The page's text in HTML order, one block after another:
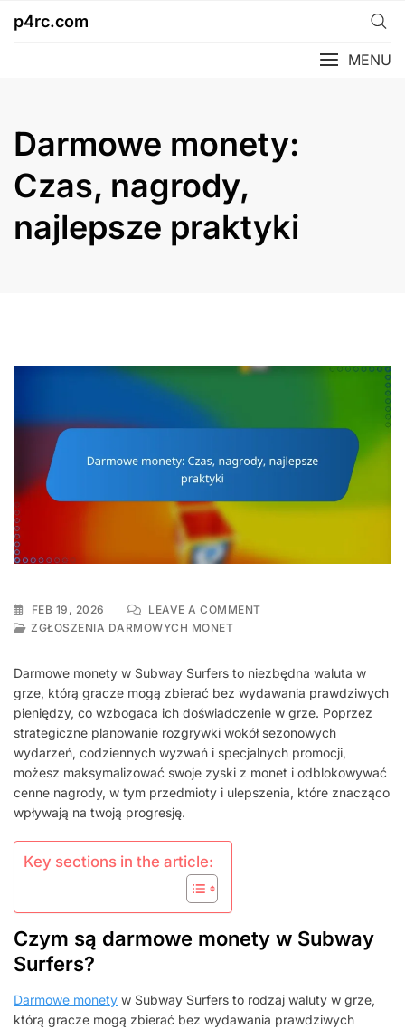
p4rc.com
MENU
Darmowe monety:
Czas, nagrody,
najlepsze praktyki
FEB 19, 2026 LEAVE A COMMENTON
NAGRODY,
NAJLEPSZE
PRAKTYKI
ZGŁOSZENIA DARMOWYCH MONET
Darmowe monety w Subway Surfers to niezbędna waluta w
grze, którą gracze mogą zbierać bez wydawania prawdziwych
pieniędzy, co wzbogaca ich doświadczenie w grze. Poprzez
strategiczne planowanie rozgrywki wokół sezonowych
wydarzeń, codziennych wyzwań i specjalnych promocji,
możesz maksymalizować swoje zyski z monet i odblokowywać
cenne nagrody, w tym przedmioty i ulepszenia, które znacząco
wpływają na twoją progresję.
Key sections in the article:
Czym są darmowe monety w Subway
Surfers?
Darmowe monety w Subway Surfers to rodzaj waluty w grze,
którą gracze mogą zbierać bez wydawania prawdziwych